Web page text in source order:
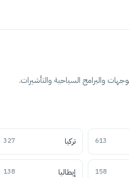
والبرامج السياحية والتأشيرات.
613 تركيا 327
158 إيطاليا 138